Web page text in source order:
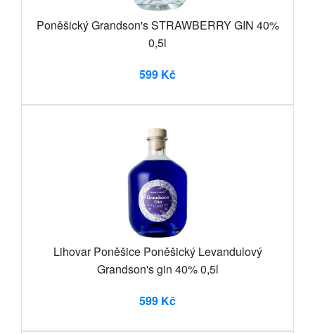
Poněšický Grandson's STRAWBERRY GIN 40%
0,5l
599 Kč
Lihovar Poněšice Poněšický Levandulový
Grandson's gin 40% 0,5l
599 Kč